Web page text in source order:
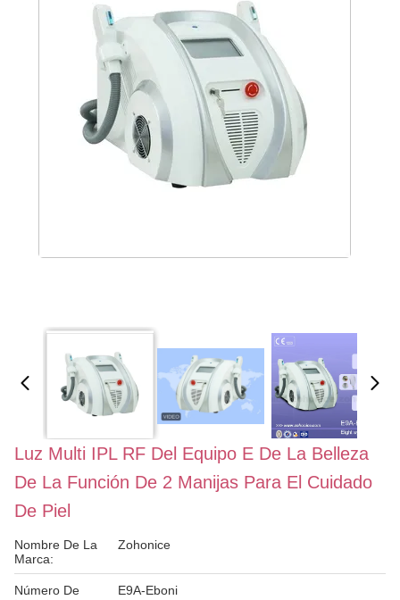
Luz Multi IPL RF Del Equipo E De La Belleza
De La Función De 2 Manijas Para El Cuidado
De Piel
Nombre De La
Marca:
Zohonice
Número De
E9A-Eboni